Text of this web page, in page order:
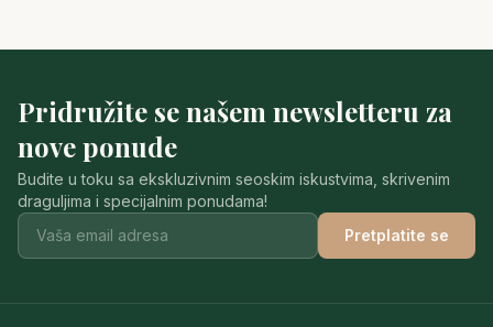
Pridružite se našem newsletteru za
nove ponude
Budite u toku sa ekskluzivnim seoskim iskustvima, skrivenim
draguljima i specijalnim ponudama!
Pretplatite se